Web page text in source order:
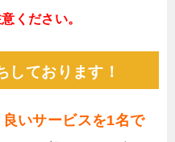
ください。
しております！
良いサービスを1名で